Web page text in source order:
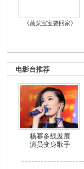
《蔬菜宝宝要回家》
电影台推荐
杨幂多线发展
演员变身歌手